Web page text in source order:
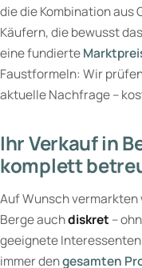
die die Kombination aus
Käufern, die bewusst
eine fundierte
Faustformeln: Wir
aktuelle Nachfrage –
Ihr Verkauf in
komplett
Auf Wunsch
Berge auchdiskret –
geeignete
immer dengesamten